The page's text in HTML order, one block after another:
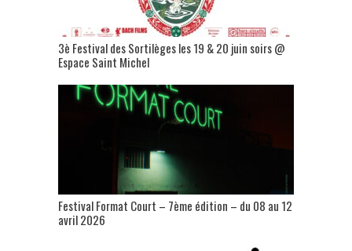
3è Festival des Sortilèges les 19 & 20 juin soirs @
Espace Saint Michel
Festival Format Court – 7ème édition – du 08 au 12
avril 2026